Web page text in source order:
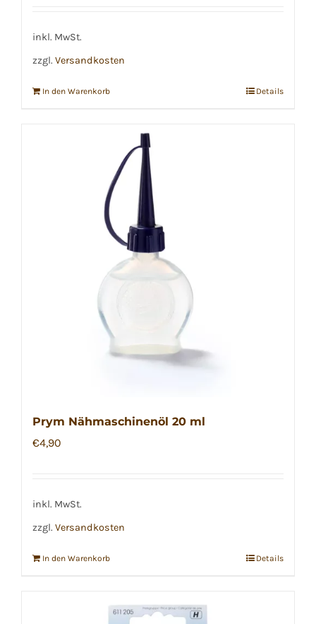
inkl. MwSt.
zzgl. Versandkosten
In den Warenkorb Details
Prym Nähmaschinenöl 20 ml
€4,90
inkl. MwSt.
zzgl. Versandkosten
In den Warenkorb Details